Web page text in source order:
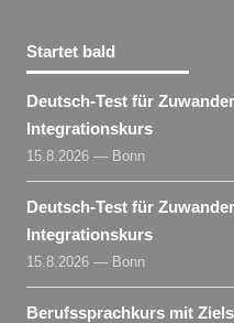
Startet bald
Deutsch-Test für
Integrationskurs
15.8.2026 — Bonn
Deutsch-Test für
Integrationskurs
15.8.2026 — Bonn
Berufssprachkurs mit